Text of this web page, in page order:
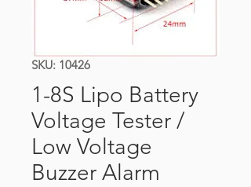
SKU: 10426
1-8S Lipo Battery
Voltage Tester /
Low Voltage
Buzzer Alarm